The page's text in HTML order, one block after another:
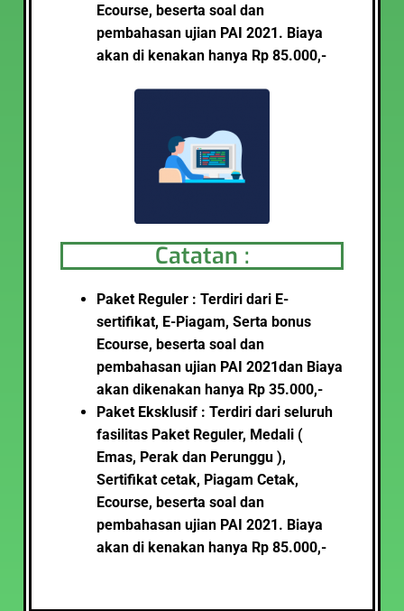
Ecourse, beserta soal dan
pembahasan ujian PAI 2021. Biaya
akan di kenakan hanya Rp 85.000,-
Catatan :
Paket Reguler : Terdiri dari E-
sertifikat, E-Piagam, Serta bonus
Ecourse, beserta soal dan
pembahasan ujian PAI 2021dan Biaya
akan dikenakan hanya Rp 35.000,-
Paket Eksklusif : Terdiri dari seluruh
fasilitas Paket Reguler, Medali (
Emas, Perak dan Perunggu ),
Sertifikat cetak, Piagam Cetak,
Ecourse, beserta soal dan
pembahasan ujian PAI 2021. Biaya
akan di kenakan hanya Rp 85.000,-